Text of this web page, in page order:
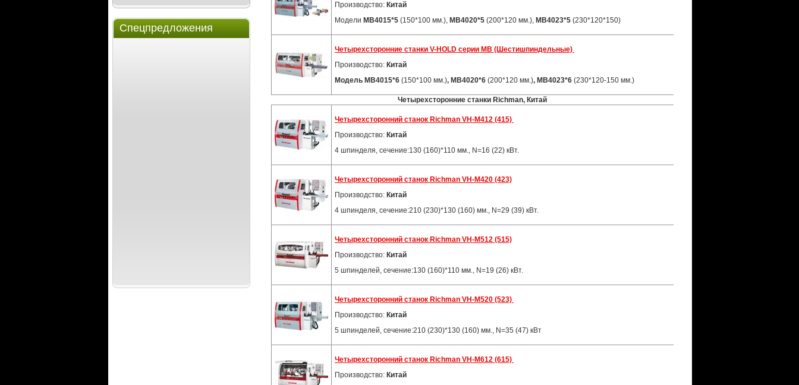
Спецпредложения
Производство: Китай
Модели MB4015*5 (150*100 мм.), MB4020*5 (200*120 мм.), MB4023*5 (230*120*150)
Четырехсторонние станки V-HOLD серии MB (Шестишпиндельные)
Производство: Китай
Модель MB4015*6 (150*100 мм.), MB4020*6 (200*120 мм.), MB4023*6 (230*120-150 мм.)
Четырехсторонние станки Richman, Китай
Четырехсторонний станок Richman VH-M412 (415)
Производство: Китай
4 шпинделя, сечение:130 (160)*110 мм., N=16 (22) кВт.
Четырехсторонний станок Richman VH-M420 (423)
Производство: Китай
4 шпинделя, сечение:210 (230)*130 (160) мм., N=29 (39) кВт.
Четырехсторонний станок Richman VH-M512 (515)
Производство: Китай
5 шпинделей, сечение:130 (160)*110 мм., N=19 (26) кВт.
Четырехсторонний станок Richman VH-M520 (523)
Производство: Китай
5 шпинделей, сечение:210 (230)*130 (160) мм., N=35 (47) кВт
Четырехсторонний станок Richman VH-M612 (615)
Производство: Китай